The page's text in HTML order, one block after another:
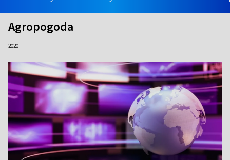
Agropogoda
2020